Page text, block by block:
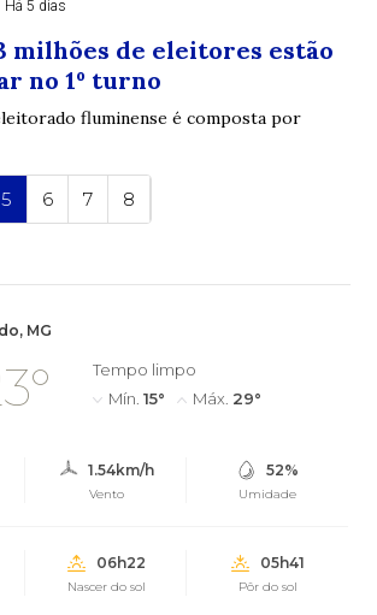
Há 5 dias
milhões de eleitores estão
no 1º turno
fluminense é composta por
5 6 7 8
MG
Tempo limpo
Mín. 15° Máx. 29°
1.54km/h
Vento
52%
Umidade
06h22
Nascer do sol
05h41
Pôr do sol